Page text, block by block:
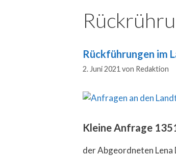
Rückführungen im
2. Juni 2021 von Redaktion
Kleine Anfrage
der Abgeordneten